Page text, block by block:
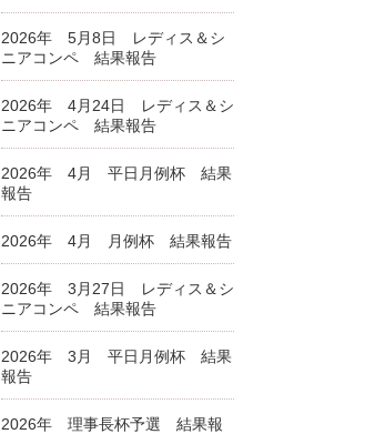
2026年 5月8日 レディス＆シ
ニアコンペ 結果報告
2026年 4月24日 レディス＆シ
ニアコンペ 結果報告
2026年 4月 平日月例杯 結果
報告
2026年 4月 月例杯 結果報告
2026年 3月27日 レディス＆シ
ニアコンペ 結果報告
2026年 3月 平日月例杯 結果
報告
2026年 理事長杯予選 結果報